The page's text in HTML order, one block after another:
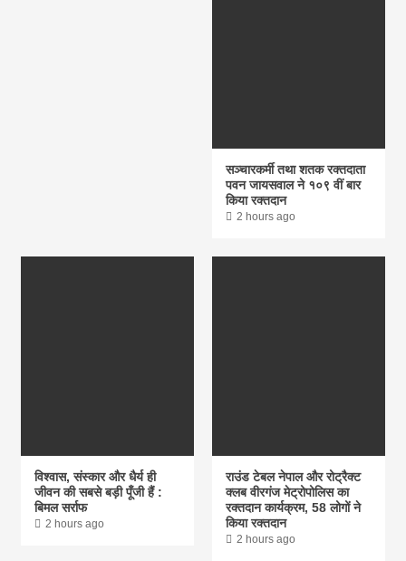
सञ्चारकर्मी तथा शतक रक्तदाता
पवन जायसवाल ने १०९ वीं बार
किया रक्तदान
2 hours ago
विश्वास, संस्कार और धैर्य ही
जीवन की सबसे बड़ी पूँजी हैं :
बिमल सर्राफ
2 hours ago
राउंड टेबल नेपाल और रोट्रैक्ट
क्लब वीरगंज मेट्रोपोलिस का
रक्तदान कार्यक्रम, 58 लोगों ने
किया रक्तदान
2 hours ago